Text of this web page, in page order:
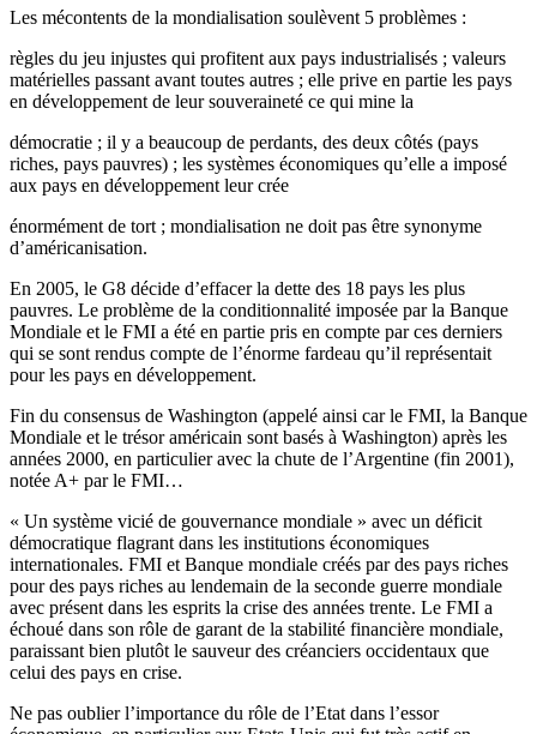
Les mécontents de la mondialisation soulèvent 5 problèmes :
règles du jeu injustes qui profitent aux pays industrialisés ; valeurs
matérielles passant avant toutes autres ; elle prive en partie les pays
en développement de leur souveraineté ce qui mine la
démocratie ; il y a beaucoup de perdants, des deux côtés (pays
riches, pays pauvres) ; les systèmes économiques qu’elle a imposé
aux pays en développement leur crée
énormément de tort ; mondialisation ne doit pas être synonyme
d’américanisation.
En 2005, le G8 décide d’effacer la dette des 18 pays les plus
pauvres. Le problème de la conditionnalité imposée par la Banque
Mondiale et le FMI a été en partie pris en compte par ces derniers
qui se sont rendus compte de l’énorme fardeau qu’il représentait
pour les pays en développement.
Fin du consensus de Washington (appelé ainsi car le FMI, la Banque
Mondiale et le trésor américain sont basés à Washington) après les
années 2000, en particulier avec la chute de l’Argentine (fin 2001),
notée A+ par le FMI…
« Un système vicié de gouvernance mondiale » avec un déficit
démocratique flagrant dans les institutions économiques
internationales. FMI et Banque mondiale créés par des pays riches
pour des pays riches au lendemain de la seconde guerre mondiale
avec présent dans les esprits la crise des années trente. Le FMI a
échoué dans son rôle de garant de la stabilité financière mondiale,
paraissant bien plutôt le sauveur des créanciers occidentaux que
celui des pays en crise.
Ne pas oublier l’importance du rôle de l’Etat dans l’essor